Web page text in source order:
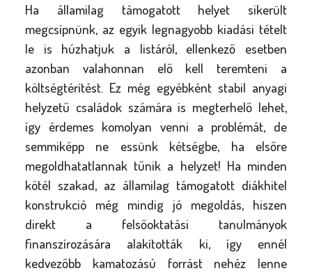
Ha államilag támogatott helyet sikerült
megcsípnünk, az egyik legnagyobb kiadási tételt
le is húzhatjuk a listáról, ellenkező esetben
azonban valahonnan elő kell teremteni a
költségtérítést. Ez még egyébként stabil anyagi
helyzetű családok számára is megterhelő lehet,
így érdemes komolyan venni a problémát, de
semmiképp ne essünk kétségbe, ha elsőre
megoldhatatlannak tűnik a helyzet! Ha minden
kötél szakad, az államilag támogatott diákhitel
konstrukció még mindig jó megoldás, hiszen
direkt a felsőoktatási tanulmányok
finanszírozására alakították ki, így ennél
kedvezőbb kamatozású forrást nehéz lenne